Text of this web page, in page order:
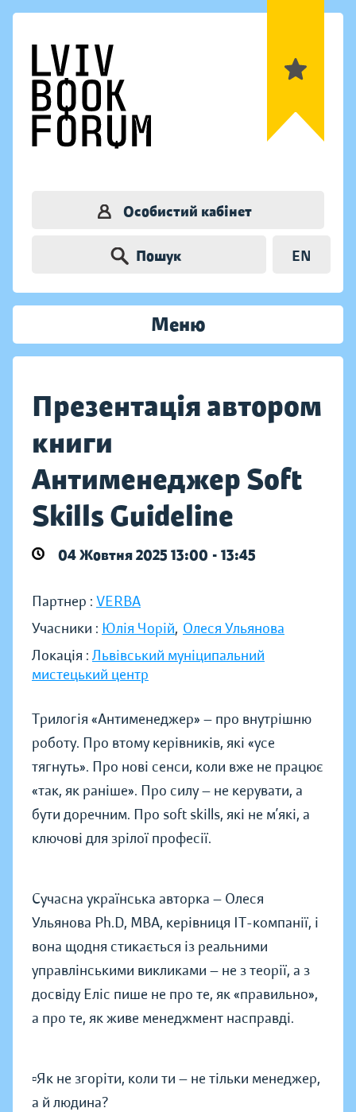
Особистий кабінет
Пошук EN
Меню
Презентація автором
книги
Антименеджер Soft
Skills Guideline
04 Жовтня 2025 13:00 - 13:45
Партнер : VERBA
Учасники : Юлія Чорій, Олеся Ульянова
Локація : Львівський муніципальний
мистецький центр
Трилогія «Антименеджер» — про внутрішню
роботу. Про втому керівників, які «усе
тягнуть». Про нові сенси, коли вже не працює
«так, як раніше». Про силу — не керувати, а
бути доречним. Про soft skills, які не м’які, а
ключові для зрілої професії.
Сучасна українська авторка — Олеся
Ульянова Ph.D, MBA, керівниця IT-компанії, і
вона щодня стикається із реальними
управлінськими викликами — не з теорії, а з
досвіду Еліс пише не про те, як «правильно»,
а про те, як живе менеджмент насправді.
▫️Як не згоріти, коли ти — не тільки менеджер,
а й людина?